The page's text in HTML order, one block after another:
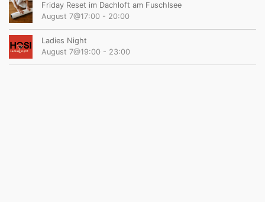
Friday Reset im Dachloft am Fuschlsee
August 7@17:00 - 20:00
Ladies Night
August 7@19:00 - 23:00